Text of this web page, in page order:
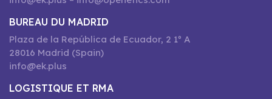
BUREAU DU MADRID
Plaza de la República de Ecuador, 2 1º A
28016 Madrid (Spain)
info@ek.plus
LOGISTIQUE ET RMA